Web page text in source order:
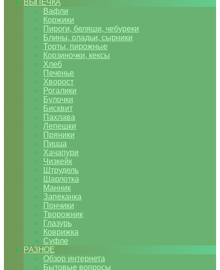
ВЫПЕЧКА
Вафли
Коржики
Пироги, беляши, чебуреки
Блины, оладьи, сырники
Торты, пирожные
Корзиночки, кексы
Хлеб
Печенье
Хворост
Рогалики
Булочки
Бисквит
Пахлава
Лепешки
Пряники
Пицца
Хачапури
Чизкейк
Штрудель
Шарлотка
Манник
Запеканка
Пончики
Творожник
Глазурь
Коврижка
Суфле
РАЗНОЕ
Обзор интернета
Бытовые вопросы